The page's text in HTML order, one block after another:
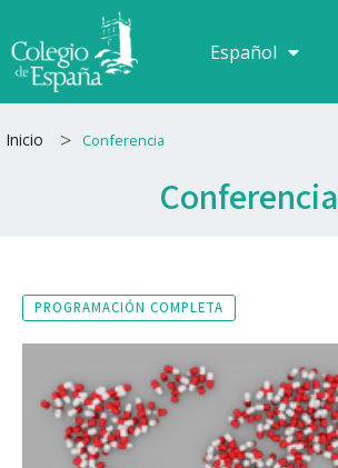
al
contenido
Español
Français
Inicio > Conferencia
Conferencia
PROGRAMACIÓN COMPLETA